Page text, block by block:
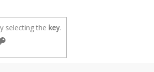
selecting the key.